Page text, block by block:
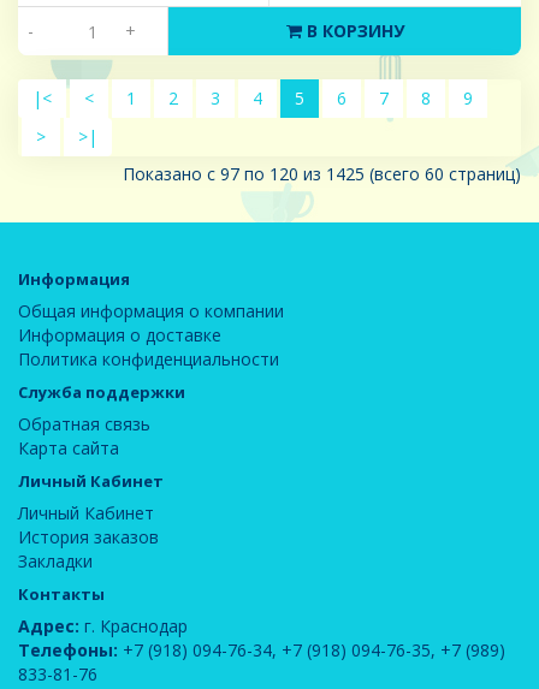
- + В КОРЗИНУ
|< < 1 2 3 4 5 6 7 8
9
>
>|
Показано с 97 по 120 из 1425 (всего 60 страниц)
Информация
Общая информация о компании
Информация о доставке
Политика конфиденциальности
Служба поддержки
Обратная связь
Карта сайта
Личный Кабинет
Личный Кабинет
История заказов
Закладки
Контакты
Адрес: г. Краснодар
Телефоны: +7 (918) 094-76-34, +7 (918) 094-76-35, +7 (989)
833-81-76